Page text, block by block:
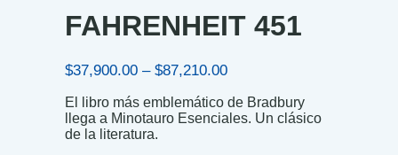
FAHRENHEIT 451
$37,900.00 – $87,210.00Price
$37,900.00
through
El libro más emblemático de Bradbury
llega a Minotauro Esenciales. Un clásico
de la literatura.